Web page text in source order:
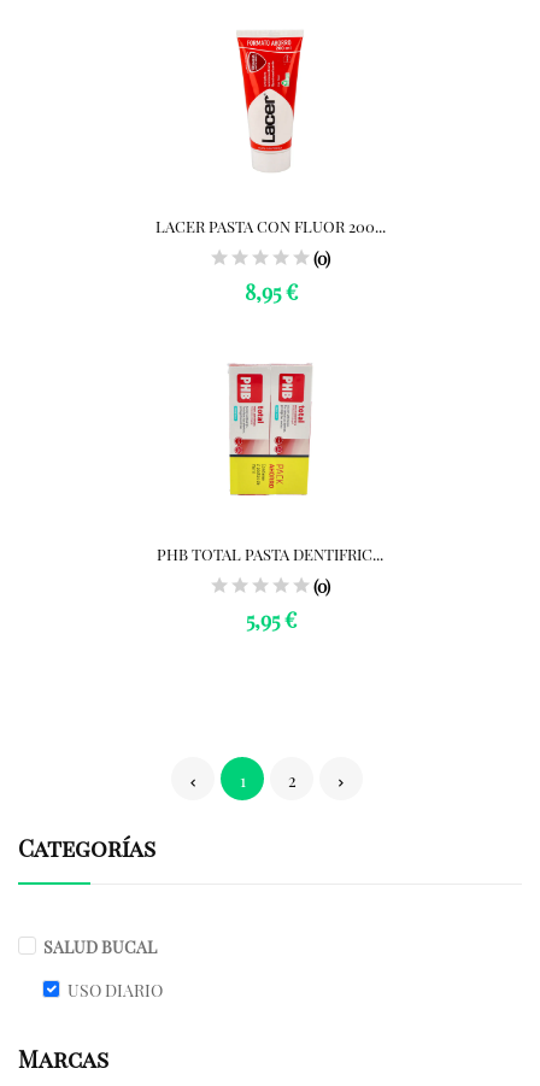
Categorías
SALUD BUCAL
USO DIARIO
Marcas
LACER PASTA CON FLUOR 200...
(0)
8,95 €
PHB TOTAL PASTA DENTIFRIC...
(0)
5,95 €
1 2